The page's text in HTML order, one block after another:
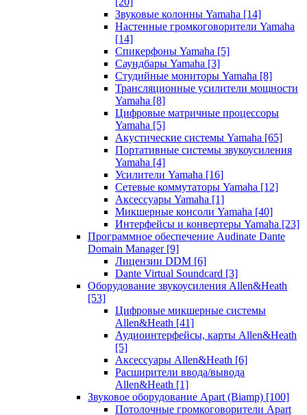
Звуковые колонны Yamaha [14]
Настенные громкоговорители Yamaha
[14]
Спикерфоны Yamaha [5]
Саундбары Yamaha [3]
Студийные мониторы Yamaha [8]
Трансляционные усилители мощности
Yamaha [8]
Цифровые матричные процессоры
Yamaha [5]
Акустические системы Yamaha [65]
Портативные системы звукоусиления
Yamaha [4]
Усилители Yamaha [16]
Сетевые коммутаторы Yamaha [12]
Аксессуары Yamaha [1]
Микшерные консоли Yamaha [40]
Интерфейсы и конвертеры Yamaha [23]
Программное обеспечение Audinate Dante
Domain Manager [9]
Лицензии DDM [6]
Dante Virtual Soundcard [3]
Оборудование звукоусиления Allen&Heath
[53]
Цифровые микшерные системы
Allen&Heath [41]
Аудиоинтерфейсы, карты Allen&Heath
[5]
Аксессуары Allen&Heath [6]
Расширители ввода/вывода
Allen&Heath [1]
Звуковое оборудование Apart (Biamp) [100]
Потолочные громкоговорители Apart